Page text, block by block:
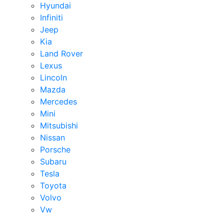
Hyundai
Infiniti
Jeep
Kia
Land Rover
Lexus
Lincoln
Mazda
Mercedes
Mini
Mitsubishi
Nissan
Porsche
Subaru
Tesla
Toyota
Volvo
Vw